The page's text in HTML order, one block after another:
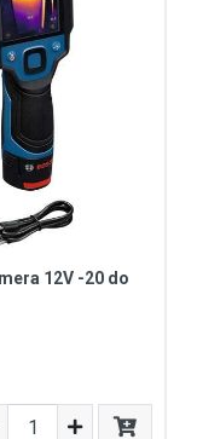
12V -20 do